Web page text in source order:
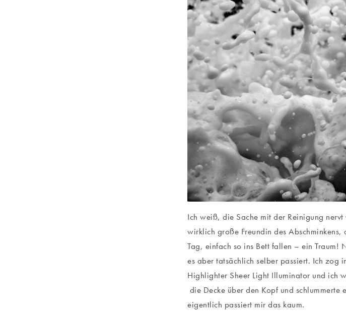
Ich weiß, die Sache mit der Reinigung
wirklich große Freundin des
Tag, einfach so ins Bett fallen – ein
es aber tatsächlich selber passiert. Ich
Highlighter Sheer Light Illuminator und ich
die Decke über den Kopf und
eigentlich passiert mir das kaum.